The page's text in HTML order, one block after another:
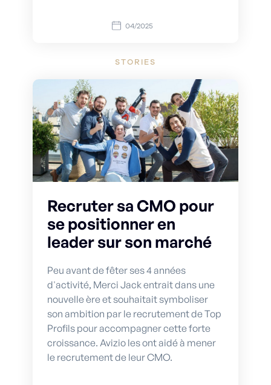
04/2025
STORIES
Recruter sa CMO pour
se positionner en
leader sur son marché
Peu avant de fêter ses 4 années
d'activité, Merci Jack entrait dans une
nouvelle ère et souhaitait symboliser
son ambition par le recrutement de Top
Profils pour accompagner cette forte
croissance. Avizio les ont aidé à mener
le recrutement de leur CMO.